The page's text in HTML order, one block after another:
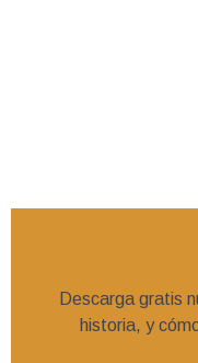
Descarga gratis
historia, y